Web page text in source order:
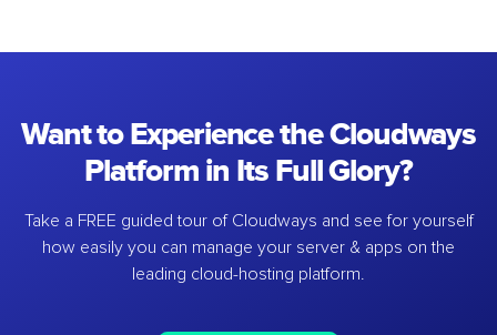
Want to Experience the Cloudways
Platform in Its Full Glory?
Take a FREE guided tour of Cloudways and see for yourself
how easily you can manage your server & apps on the
leading cloud-hosting platform.